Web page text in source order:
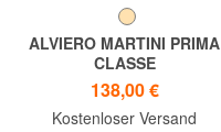
ALVIERO MARTINI PRIMA
CLASSE
Geldbörse GEO CLASSIC, mit
Logoplakette
138,00 €
Kostenloser Versand